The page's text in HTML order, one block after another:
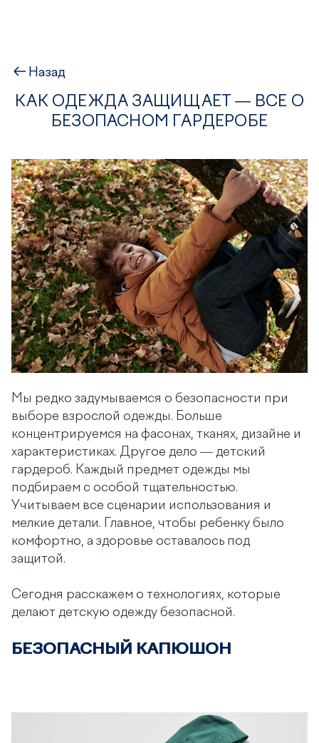
Назад
КАК ОДЕЖДА ЗАЩИЩАЕТ — ВСЕ О
БЕЗОПАСНОМ ГАРДЕРОБЕ
Мы редко задумываемся о безопасности при
выборе взрослой одежды. Больше
концентрируемся на фасонах, тканях, дизайне и
характеристиках. Другое дело — детский
гардероб. Каждый предмет одежды мы
подбираем с особой тщательностью.
Учитываем все сценарии использования и
мелкие детали. Главное, чтобы ребенку было
комфортно, а здоровье оставалось под
защитой.
Сегодня расскажем о технологиях, которые
делают детскую одежду безопасной.
БЕЗОПАСНЫЙ КАПЮШОН